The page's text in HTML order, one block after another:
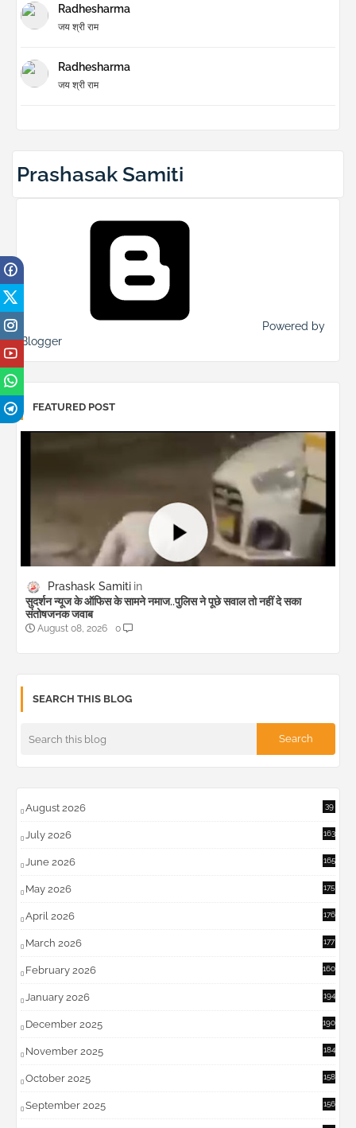
Radhesharma
जय श्री राम
Radhesharma
जय श्री राम
Prashasak Samiti
Powered by
Blogger
FEATURED POST
Prashask Samiti
सुदर्शन न्यूज के ऑफिस के सामने नमाज..पुलिस ने पूछे सवाल तो नहीं दे सका
संतोषजनक जवाब
August 08, 2026 0
SEARCH THIS BLOG
August 2026 39
July 2026 163
June 2026 165
May 2026 175
April 2026 176
March 2026 177
February 2026 160
January 2026 194
December 2025 190
November 2025 184
October 2025 158
September 2025 156